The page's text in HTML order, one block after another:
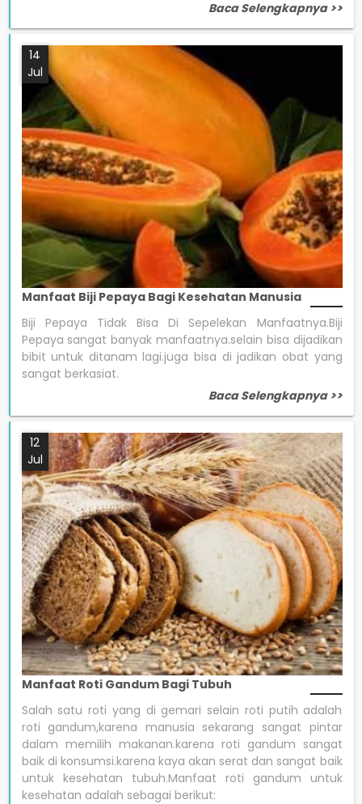
Baca Selengkapnya >>
14
Jul
Manfaat Biji Pepaya Bagi Kesehatan Manusia
Biji Pepaya Tidak Bisa Di Sepelekan Manfaatnya.Biji
Pepaya sangat banyak manfaatnya.selain bisa dijadikan
bibit untuk ditanam lagi.juga bisa di jadikan obat yang
sangat berkasiat.
Baca Selengkapnya >>
12
Jul
Manfaat Roti Gandum Bagi Tubuh
Salah satu roti yang di gemari selain roti putih adalah
roti gandum,karena manusia sekarang sangat pintar
dalam memilih makanan.karena roti gandum sangat
baik di konsumsi.karena kaya akan serat dan sangat baik
untuk kesehatan tubuh.Manfaat roti gandum untuk
kesehatan adalah sebagai berikut: